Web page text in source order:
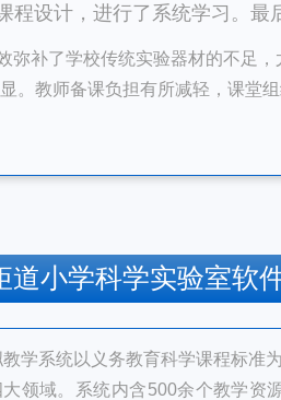
程设计，进行了系统学习。最
弥补了学校传统实验器材的不足
。教师备课负担有所减轻，课堂
道小学科学实验室软
学系统以义务教育科学课程标准
领域。系统内含500余个教学资